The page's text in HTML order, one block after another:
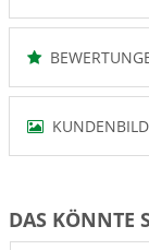
DAS KÖNNTE